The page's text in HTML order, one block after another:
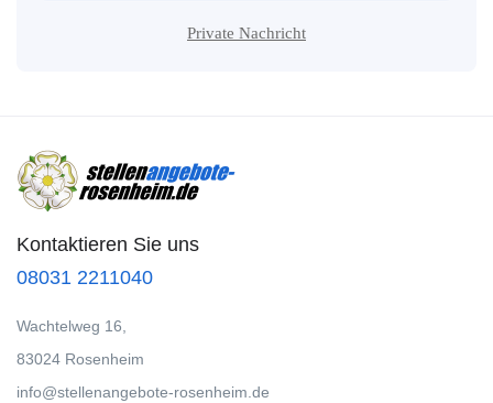
Private Nachricht
Kontaktieren Sie uns
08031 2211040
Wachtelweg 16,
83024 Rosenheim
info@stellenangebote-rosenheim.de